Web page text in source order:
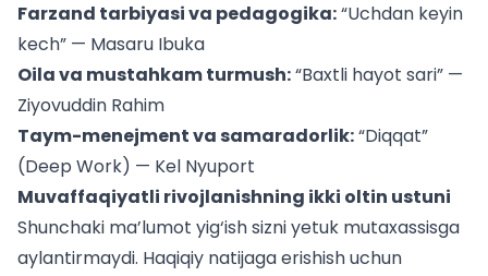
Farzand tarbiyasi va pedagogika:“Uchdan keyin
kech” — Masaru Ibuka
Oila va mustahkam turmush:“Baxtli hayot sari” —
Ziyovuddin Rahim
Taym-menejment va samaradorlik:“Diqqat”
(Deep Work) — Kel Nyuport
Muvaffaqiyatli rivojlanishning ikki oltin ustuni
Shunchaki ma’lumot yig‘ish sizni yetuk mutaxassisga
aylantirmaydi. Haqiqiy natijaga erishish uchun